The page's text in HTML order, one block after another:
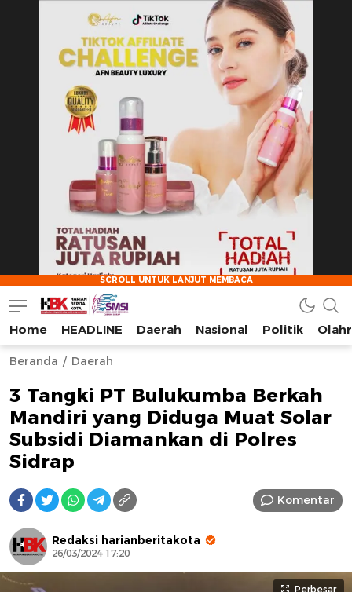
AFN BEAUTY LUXURY
HarianBeritaKota
Mengabarkan Setiap Detil, Sudut, dan Cerita Kota
Home HEADLINE Daerah Nasional Politik
Beranda Daerah
3 Tangki PT Bulukumba Berkah
Mandiri yang Diduga Muat Solar
Subsidi Diamankan di Polres
Sidrap
Komentar
Redaksi harianberitakota
26/03/2024 17:20
Perbesar